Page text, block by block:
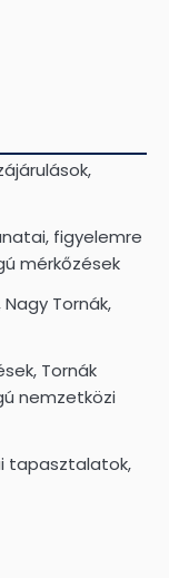
figyelemre
mérkőzések
Tornák,
Tornák
nemzetközi
tapasztalatok,